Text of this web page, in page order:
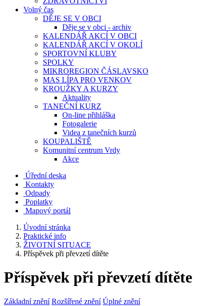
Volný čas
DĚJE SE V OBCI
Děje se v obci - archiv
KALENDÁŘ AKCÍ V OBCI
KALENDÁŘ AKCÍ V OKOLÍ
SPORTOVNÍ KLUBY
SPOLKY
MIKROREGION ČÁSLAVSKO
MAS LÍPA PRO VENKOV
KROUŽKY A KURZY
Aktuality
TANEČNÍ KURZ
On-line přihláška
Fotogalerie
Videa z tanečních kurzů
KOUPALIŠTĚ
Komunitní centrum Vrdy
Akce
Úřední deska
Kontakty
Odpady
Poplatky
Mapový portál
Úvodní stránka
Praktické info
ŽIVOTNÍ SITUACE
Příspěvek při převzetí dítěte
Příspěvek při převzetí dítěte
Základní znění Rozšířené znění Úplné znění